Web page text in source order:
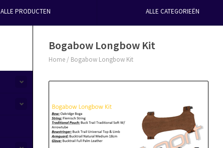
ALLE PRODUCTEN ALLE CATEGORIEËN
Bogabow Longbow Kit
Home / Bogabow Longbow Kit